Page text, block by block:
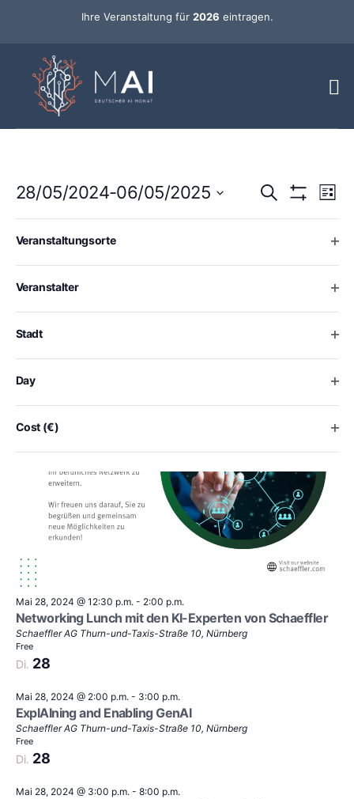
Ihre Veranstaltung für 2026 eintragen.
Such-
Suche Liste
28/05/2024-06/05/2025
any
form
inputs
cause
the
list
events
to
results.
Veranstaltungsorte
Veranstalter
Stadt
Day
Cost (€)
Mai 2024
Mai 28, 2024 @ 12:30 p.m.- 2:00 p.m.
Networking Lunch mit den KI-Experten von Schaeffler
Schaeffler AG Thurn-und-Taxis-Straße 10, Nürnberg
Free
Di. 28
Mai 28, 2024 @ 2:00 p.m.- 3:00 p.m.
ExplAIning and Enabling GenAI
Schaeffler AG Thurn-und-Taxis-Straße 10, Nürnberg
Free
Di. 28
Mai 28, 2024 @ 3:00 p.m.- 8:00 p.m.